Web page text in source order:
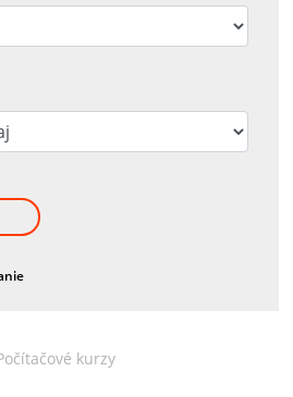
kurzy